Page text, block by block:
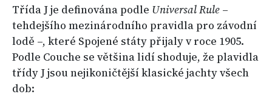
Třída J je definována podle Universal Rule –
tehdejšího mezinárodního pravidla pro závodní
lodě –, které Spojené státy přijaly v roce 1905.
Podle Couche se většina lidí shoduje, že plavidla
třídy J jsou nejikoničtější klasické jachty všech
dob: